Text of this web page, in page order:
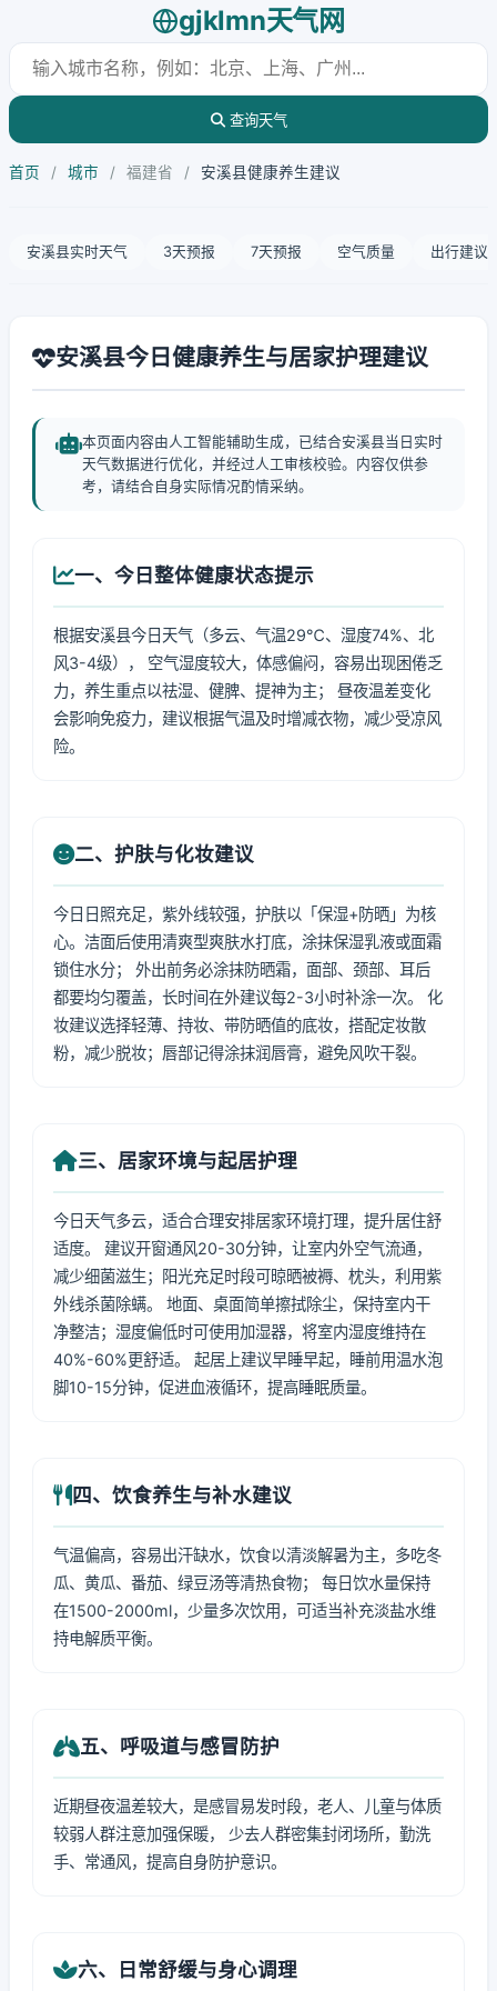
gjklmn天气网
查询天气
首页 / 城市 / 福建省 / 安溪县健康养生建议
安溪县实时天气 3天预报 7天预报 空气质量 出行建议
安溪县今日健康养生与居家护理建议
本页面内容由人工智能辅助生成，已结合安溪县当日实时
天气数据进行优化，并经过人工审核校验。内容仅供参
考，请结合自身实际情况酌情采纳。
一、今日整体健康状态提示
根据安溪县今日天气（多云、气温29℃、湿度74%、北
风3-4级）， 空气湿度较大，体感偏闷，容易出现困倦乏
力，养生重点以祛湿、健脾、提神为主； 昼夜温差变化
会影响免疫力，建议根据气温及时增减衣物，减少受凉风
险。
二、护肤与化妆建议
今日日照充足，紫外线较强，护肤以「保湿+防晒」为核
心。洁面后使用清爽型爽肤水打底，涂抹保湿乳液或面霜
锁住水分； 外出前务必涂抹防晒霜，面部、颈部、耳后
都要均匀覆盖，长时间在外建议每2-3小时补涂一次。 化
妆建议选择轻薄、持妆、带防晒值的底妆，搭配定妆散
粉，减少脱妆；唇部记得涂抹润唇膏，避免风吹干裂。
三、居家环境与起居护理
今日天气多云，适合合理安排居家环境打理，提升居住舒
适度。 建议开窗通风20-30分钟，让室内外空气流通，
减少细菌滋生；阳光充足时段可晾晒被褥、枕头，利用紫
外线杀菌除螨。 地面、桌面简单擦拭除尘，保持室内干
净整洁；湿度偏低时可使用加湿器，将室内湿度维持在
40%-60%更舒适。 起居上建议早睡早起，睡前用温水泡
脚10-15分钟，促进血液循环，提高睡眠质量。
四、饮食养生与补水建议
气温偏高，容易出汗缺水，饮食以清淡解暑为主，多吃冬
瓜、黄瓜、番茄、绿豆汤等清热食物； 每日饮水量保持
在1500-2000ml，少量多次饮用，可适当补充淡盐水维
持电解质平衡。
五、呼吸道与感冒防护
近期昼夜温差较大，是感冒易发时段，老人、儿童与体质
较弱人群注意加强保暖， 少去人群密集封闭场所，勤洗
手、常通风，提高自身防护意识。
六、日常舒缓与身心调理